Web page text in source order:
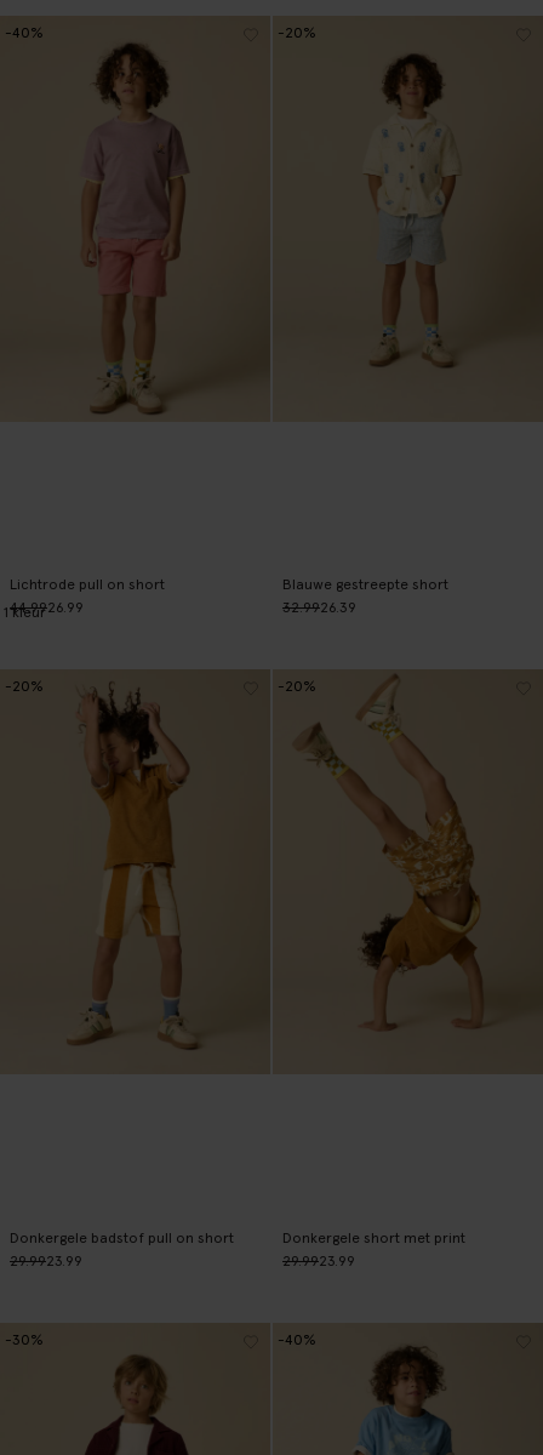
Lichtrode pull on short
44.9926.99
-40%
1kleur
Blauwe gestreepte short
32.9926.39
-20%
Donkergele badstof pull on short
29.9923.99
-20%
Donkergele short met print
29.9923.99
-20%
-30% -40%